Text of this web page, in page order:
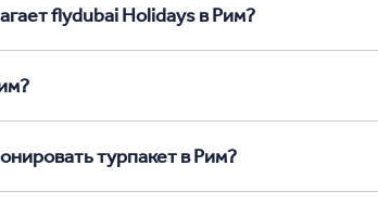
flydubai Holidays в Рим?
турпакет в Рим?